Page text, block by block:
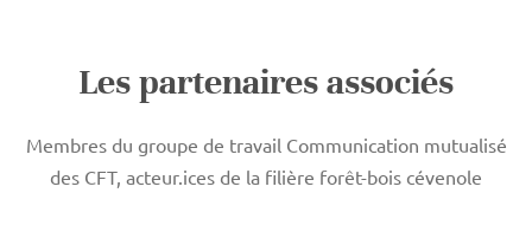
Les partenaires associés
Membres du groupe de travail Communication mutualisé
des CFT, acteur.ices de la filière forêt-bois cévenole